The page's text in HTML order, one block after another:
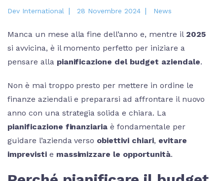
Dev International | 28 Novembre 2024 | News
Manca un mese alla fine dell’anno e, mentre il 2025
si avvicina, è il momento perfetto per iniziare a
pensare alla pianificazione del budget aziendale.
Non è mai troppo presto per mettere in ordine le
finanze aziendali e prepararsi ad affrontare il nuovo
anno con una strategia solida e chiara. La
pianificazione finanziaria è fondamentale per
guidare l’azienda verso obiettivi chiari, evitare
imprevistie massimizzare le opportunità.